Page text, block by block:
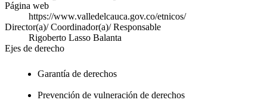
Página web
https://www.valledelcauca.gov.co/etnicos/
Director(a)/ Coordinador(a)/ Responsable
Rigoberto Lasso Balanta
Ejes de derecho
Garantía de derechos
Prevención de vulneración de derechos